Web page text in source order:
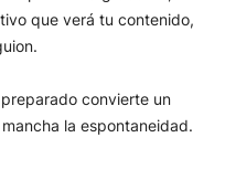
que verá tu contenido,
convierte un
la espontaneidad.